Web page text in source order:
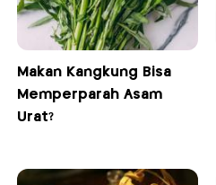
Makan Kangkung Bisa
Memperparah Asam
Urat?